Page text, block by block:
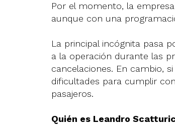
Por el momento, la
aunque con una
La principal incógnita pasa
a la operación durante las
cancelaciones. En cambio,
dificultades para cumplir
pasajeros.
Quién es Leandro